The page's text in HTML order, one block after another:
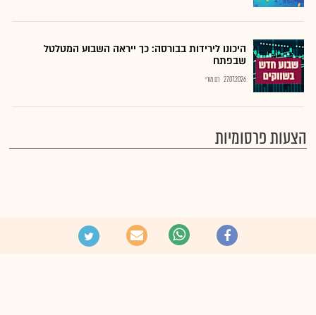
היכונו לירידות בבורסה: כך ייראה השבוע המטלטל
שבפתח
27.07.2026 רם מורי
הצעות פרסומיות